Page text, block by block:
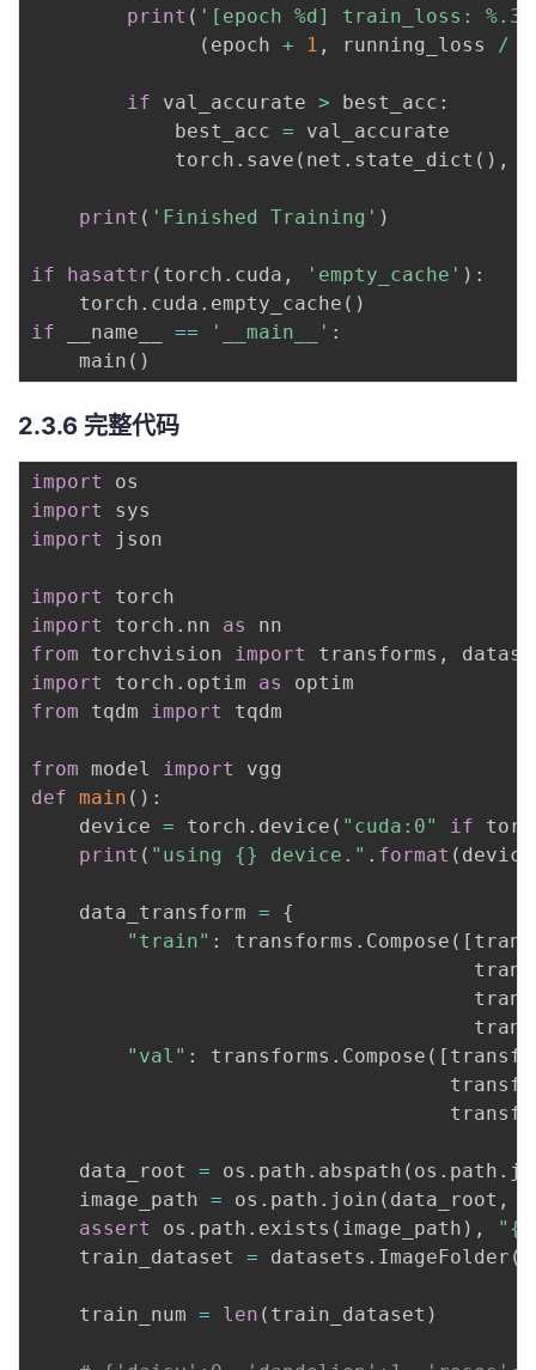
print ( '[epoch %d] train_loss:
( epoch + 1 , running_loss /
if val_accurate > best_acc :
            best_acc
= val_accurate
            torch
. save ( net . state_dict ( ) ,
print ( 'Finished Training' )
if hasattr ( torch . cuda , 'empty_cache' ) :
	torch
. cuda . empty_cache ( )
if __name__ == '__main__' :
    main
( )
2.3.6 完整代码
import
import
import
json
import
import
torch . nn as
from torchvision import transforms ,
import
torch . optim as
from tqdm import tqdm
from model import
def main ( ) :
    device
= torch . device ( "cuda:0" if
print ( "using {} device." . format ( device
    data_transform
=
{
"train" : transforms . Compose ( [
"val" : transforms . Compose ( [
    data_root
= os . path . abspath ( os . path .
    image_path
= os . path . join ( data_root ,
assert
os . path . exists ( image_path ) ,
"{}
    train_dataset
= datasets . ImageFolder (
    train_num
= len ( train_dataset )